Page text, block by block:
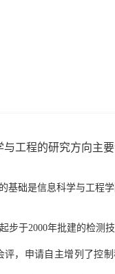
与工程的研究方向主
基础是信息科学与工程
步于2000年批建的检测
评，申请自主增列了控